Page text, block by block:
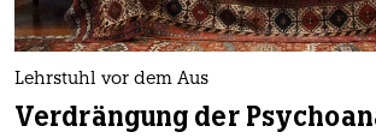
Lehrstuhl vor dem Aus
Verdrängung der